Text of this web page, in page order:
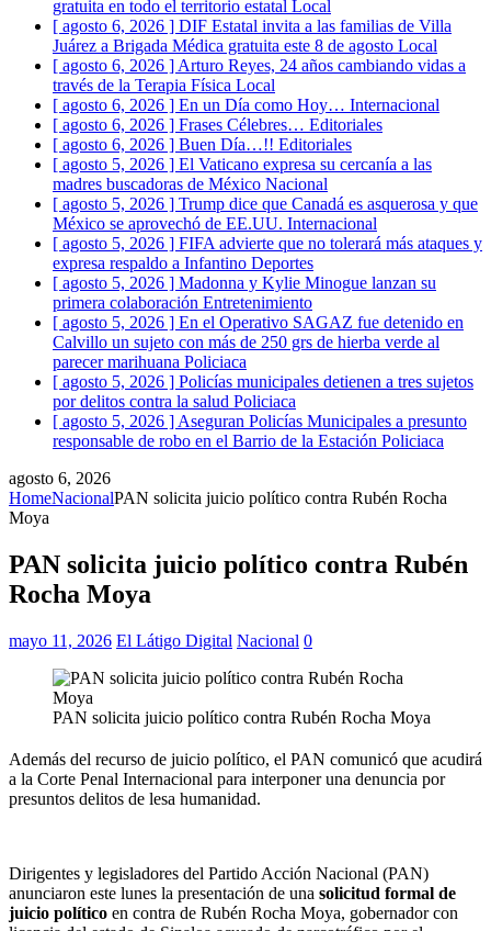
gratuita en todo el territorio estatal Local
[ agosto 6, 2026 ] DIF Estatal invita a las familias de Villa
Juárez a Brigada Médica gratuita este 8 de agosto Local
[ agosto 6, 2026 ] Arturo Reyes, 24 años cambiando vidas a
través de la Terapia Física Local
[ agosto 6, 2026 ] En un Día como Hoy… Internacional
[ agosto 6, 2026 ] Frases Célebres… Editoriales
[ agosto 6, 2026 ] Buen Día…!! Editoriales
[ agosto 5, 2026 ] El Vaticano expresa su cercanía a las
madres buscadoras de México Nacional
[ agosto 5, 2026 ] Trump dice que Canadá es asquerosa y que
México se aprovechó de EE.UU. Internacional
[ agosto 5, 2026 ] FIFA advierte que no tolerará más ataques y
expresa respaldo a Infantino Deportes
[ agosto 5, 2026 ] Madonna y Kylie Minogue lanzan su
primera colaboración Entretenimiento
[ agosto 5, 2026 ] En el Operativo SAGAZ fue detenido en
Calvillo un sujeto con más de 250 grs de hierba verde al
parecer marihuana Policiaca
[ agosto 5, 2026 ] Policías municipales detienen a tres sujetos
por delitos contra la salud Policiaca
[ agosto 5, 2026 ] Aseguran Policías Municipales a presunto
responsable de robo en el Barrio de la Estación Policiaca
agosto 6, 2026
HomeNacionalPAN solicita juicio político contra Rubén Rocha
Moya
PAN solicita juicio político contra Rubén
Rocha Moya
mayo 11, 2026 El Látigo Digital Nacional 0
PAN solicita juicio político contra Rubén Rocha Moya
Además del recurso de juicio político, el PAN comunicó que acudirá
a la Corte Penal Internacional para interponer una denuncia por
presuntos delitos de lesa humanidad.
Dirigentes y legisladores del Partido Acción Nacional (PAN)
anunciaron este lunes la presentación de una solicitud formal de
juicio político en contra de Rubén Rocha Moya, gobernador con